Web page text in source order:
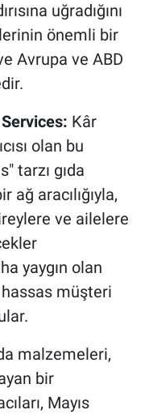
uğradığını
önemli bir
Avrupa ve ABD
Kâr
olan bu
tarzı gıda
ağ aracılığıyla,
ve ailelere
yaygın olan
hassas müşteri
malzemeleri,
bir
Mayıs